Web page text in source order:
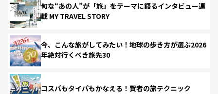
旬な“あの人”が「旅」をテーマに語るインタビュー連
載 MY TRAVEL STORY
今、こんな旅がしてみたい！地球の歩き方が選ぶ2026
年絶対行くべき旅先30
コスパもタイパもかなえる！賢者の旅テクニック